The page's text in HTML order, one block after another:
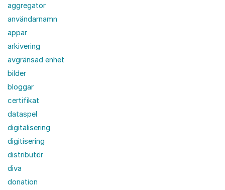
aggregator
användarnamn
appar
arkivering
avgränsad enhet
bilder
bloggar
certifikat
dataspel
digitalisering
digitisering
distributör
diva
donation